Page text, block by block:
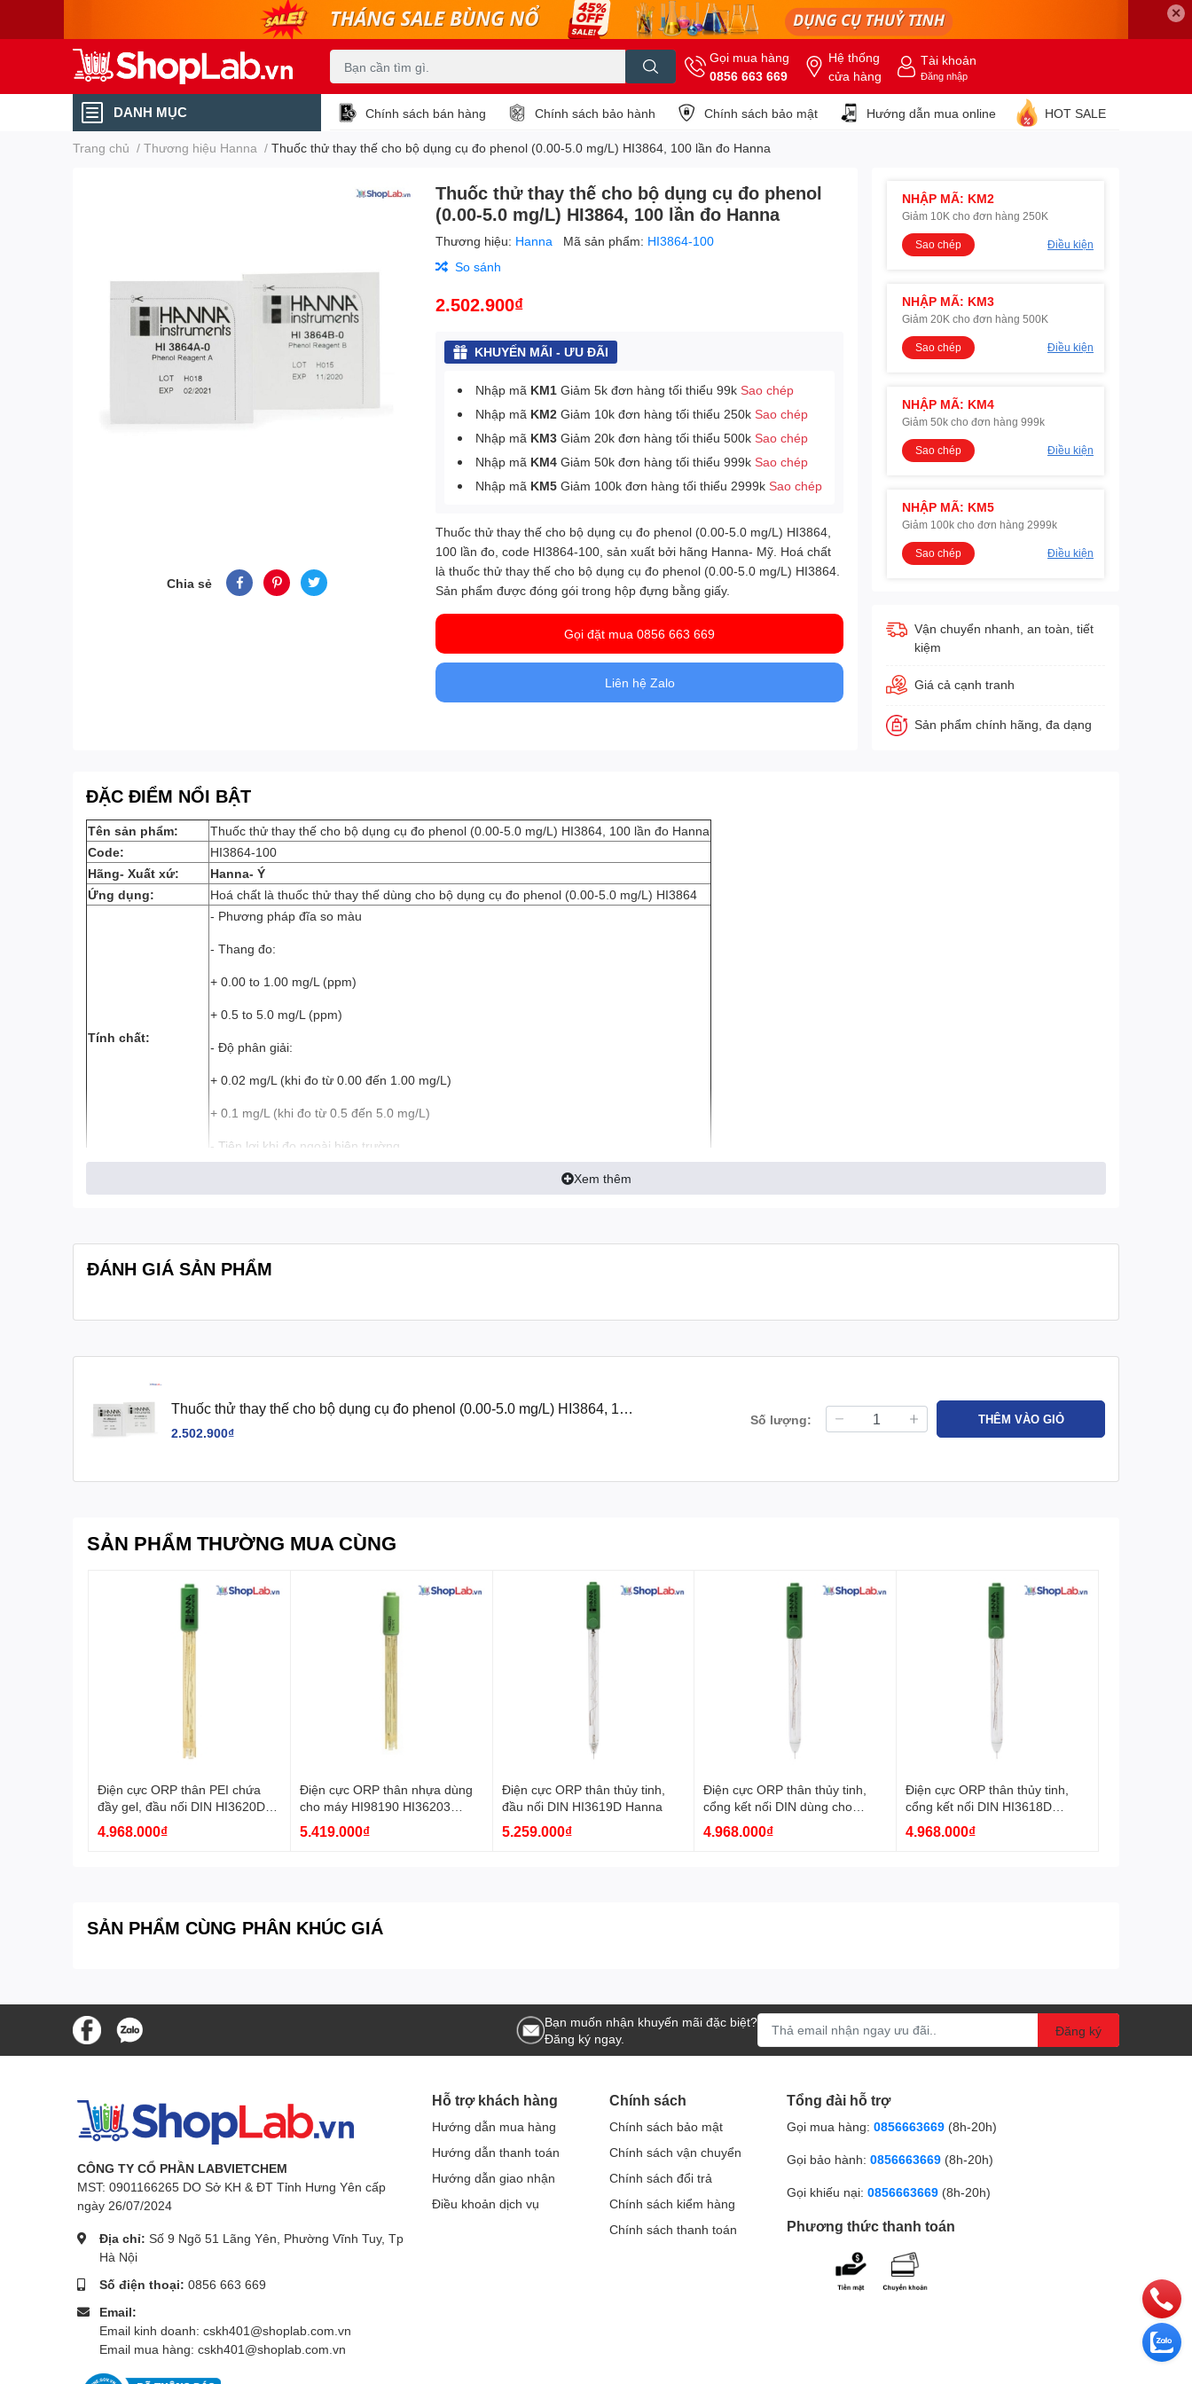
✕
Gọi mua hàng
0856 663 669
Hệ thống
cửa hàng
Tài khoản
Đăng nhập
DANH MỤC Chính sách bán hàng Chính sách bảo hành Chính sách bảo mật Hướng dẫn mua online HOT SALE
Trang chủ / Thương hiệu Hanna / Thuốc thử thay thế cho bộ dụng cụ đo phenol (0.00-5.0 mg/L) HI3864, 100 lần đo Hanna
Chia sẻ
Thuốc thử thay thế cho bộ dụng cụ đo phenol
(0.00-5.0 mg/L) HI3864, 100 lần đo Hanna
Thương hiệu: Hanna Mã sản phẩm: HI3864-100
So sánh
2.502.900₫
KHUYẾN MÃI - ƯU ĐÃI
Nhập mã KM1 Giảm 5k đơn hàng tối thiểu 99kSao chép
Nhập mã KM2 Giảm 10k đơn hàng tối thiểu 250kSao chép
Nhập mã KM3 Giảm 20k đơn hàng tối thiểu 500kSao chép
Nhập mã KM4 Giảm 50k đơn hàng tối thiểu 999kSao chép
Nhập mã KM5 Giảm 100k đơn hàng tối thiểu 2999kSao chép
Thuốc thử thay thế cho bộ dụng cụ đo phenol (0.00-5.0 mg/L) HI3864,
100 lần đo , code HI3864-100, sản xuất bởi hãng Hanna- Mỹ. Hoá chất
là thuốc thử thay thế cho bộ dụng cụ đo phenol (0.00-5.0 mg/L) HI3864
Sản phẩm được đóng gói trong hộp đựng bằng giấy.
Gọi đặt mua 0856 663 669
Liên hệ Zalo
NHẬP MÃ: KM2
Giảm 10K cho đơn hàng 250K
Sao chép Điều kiện
NHẬP MÃ: KM3
Giảm 20K cho đơn hàng 500K
Sao chép Điều kiện
NHẬP MÃ: KM4
Giảm 50k cho đơn hàng 999k
Sao chép Điều kiện
NHẬP MÃ: KM5
Giảm 100k cho đơn hàng 2999k
Sao chép Điều kiện
Vận chuyển nhanh, an toàn, tiết
kiệm
Giá cả cạnh tranh
Sản phẩm chính hãng, đa dạng
ĐẶC ĐIỂM NỔI BẬT
Tên sản phẩm:
Thuốc thử thay thế cho bộ dụng cụ đo phenol (0.00-5.0 mg/L) HI3864, 100 lần đo Hanna
Code:
HI3864-100
Hãng- Xuất xứ:
Hanna- Ý
Ứng dụng:
Hoá chất là thuốc thử thay thế dùng cho bộ dụng cụ đo phenol (0.00-5.0 mg/L) HI3864
Tính chất:
- Phương pháp đĩa so màu
- Thang đo:
+ 0.00 to 1.00 mg/L (ppm)
+ 0.5 to 5.0 mg/L (ppm)
- Độ phân giải:
+ 0.02 mg/L (khi đo từ 0.00 đến 1.00 mg/L)
+ 0.1 mg/L (khi đo từ 0.5 đến 5.0 mg/L)
- Tiện lợi khi đo ngoài hiện trường
Xem thêm
ĐÁNH GIÁ SẢN PHẨM
Thuốc thử thay thế cho bộ dụng cụ đo phenol (0.00-5.0 mg/L) HI3864, 100
lần đo Hanna
2.502.900₫
Số lượng: THÊM VÀO GIỎ
SẢN PHẨM THƯỜNG MUA CÙNG
Điện cực ORP thân PEI chứa
đầy gel, đầu nối DIN HI3620D
Hanna
4.968.000₫
Điện cực ORP thân nhựa dùng
cho máy HI98190 HI36203
Hanna
5.419.000₫
Điện cực ORP thân thủy tinh,
đầu nối DIN HI3619D Hanna
5.259.000₫
Điện cực ORP thân thủy tinh,
cổng kết nối DIN dùng cho
HI8314-1 HI3618D-1 Hanna
4.968.000₫
Điện cực ORP thân thủy tinh,
cổng kết nối DIN HI3618D
Hanna
4.968.000₫
SẢN PHẨM CÙNG PHÂN KHÚC GIÁ
Bạn muốn nhận khuyến mãi đặc biệt?
Đăng ký ngay.
Đăng ký
CÔNG TY CỔ PHẦN LABVIETCHEM
MST: 0901166265 DO Sở KH & ĐT Tỉnh Hưng Yên cấp
ngày 26/07/2024
Địa chỉ: Số 9 Ngõ 51 Lãng Yên, Phường Vĩnh Tuy, Tp
Hà Nội
Số điện thoại: 0856 663 669
Email:
Email kinh doanh: cskh401@shoplab.com.vn
Email mua hàng: cskh401@shoplab.com.vn
Hỗ trợ khách hàng
Hướng dẫn mua hàng
Hướng dẫn thanh toán
Hướng dẫn giao nhận
Điều khoản dịch vụ
Chính sách
Chính sách bảo mật
Chính sách vận chuyển
Chính sách đổi trả
Chính sách kiểm hàng
Chính sách thanh toán
Tổng đài hỗ trợ
Gọi mua hàng: 0856663669 (8h-20h)
Gọi bảo hành: 0856663669 (8h-20h)
Gọi khiếu nại: 0856663669 (8h-20h)
Phương thức thanh toán